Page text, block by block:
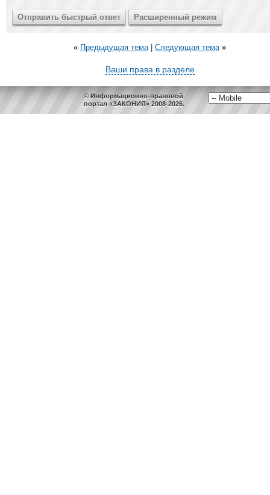
« Предыдущая тема| Следующая тема »
Ваши права в разделе
© Информационно-правовой
портал «ЗАКОНИЯ» 2008-2026.